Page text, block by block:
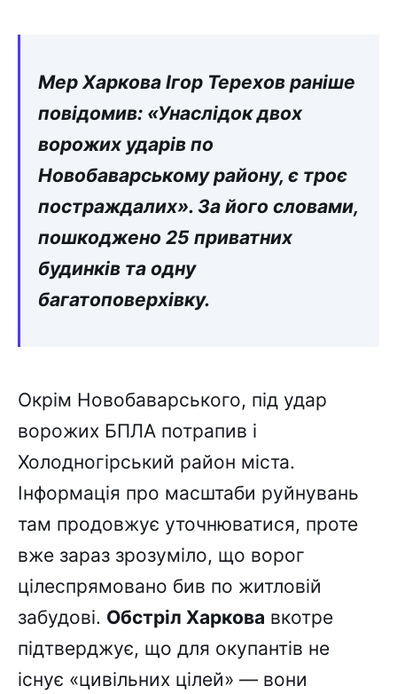
Мер Харкова Ігор Терехов раніше
повідомив: «Унаслідок двох
ворожих ударів по
Новобаварському району, є троє
постраждалих». За його словами,
пошкоджено 25 приватних
будинків та одну
багатоповерхівку.
Окрім Новобаварського, під удар
ворожих БПЛА потрапив і
Холодногірський район міста.
Інформація про масштаби руйнувань
там продовжує уточнюватися, проте
вже зараз зрозуміло, що ворог
цілеспрямовано бив по житловій
забудові. Обстріл Харкова вкотре
підтверджує, що для окупантів не
існує «цивільних цілей» — вони